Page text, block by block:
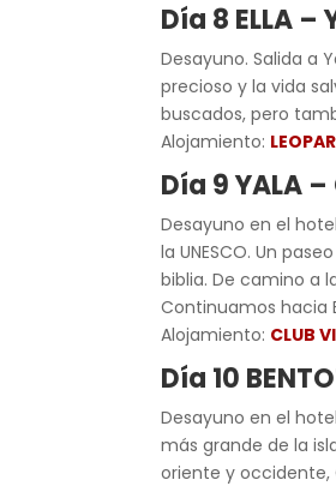
Día 8 ELLA –
Desayuno. Salida a
precioso y la vida
buscados, pero
Alojamiento:
Día 9 YALA –
Desayuno en el
la UNESCO. Un
biblia. De camino a
Continuamos hacia
Alojamiento: CLUB
Día 10
Desayuno en el
más grande de la
oriente y occidente,